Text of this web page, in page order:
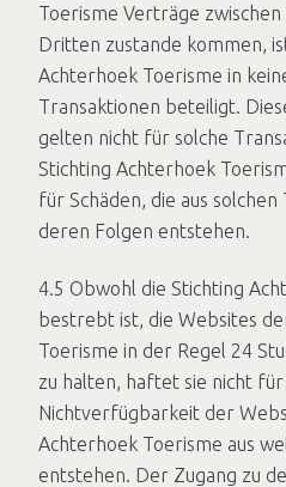
Toerisme Verträge
Dritten zustande kommen,
Achterhoek Toerisme in
Transaktionen beteiligt.
gelten nicht für solche
Stichting Achterhoek
für Schäden, die aus
deren Folgen entstehen.
4.5 Obwohl die Stichting
bestrebt ist, die Websites
Toerisme in der Regel 24
zu halten, haftet sie nicht für
Nichtverfügbarkeit der
Achterhoek Toerisme aus
entstehen. Der Zugang zu